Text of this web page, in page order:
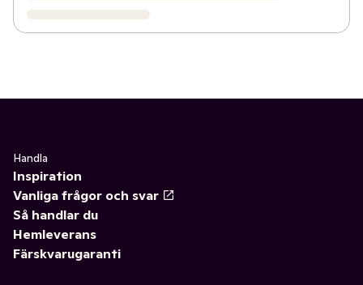
Handla
Inspiration
Vanliga frågor och svar
Så handlar du
Hemleverans
Färskvarugaranti